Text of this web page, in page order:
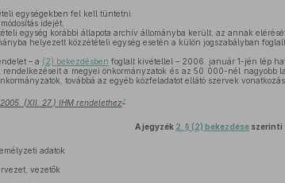
egységekben fel kell tüntetni:
idejét,
egység korábbi állapota archív állományba került, az annak
helyezett közzétételi egység esetén a külön jogszabályban
– a (2) bekezdésben foglalt kivétellel – 2006. január 1-jén lép
rendelkezéseit a megyei önkormányzatok és az 50 000-nél nagyobb
továbbá az egyéb közfeladatot ellátó szervek
(XII. 27.) IHM rendelethez 7
A jegyzék 2. § (2) bekezdéseszerinti
adatok
vezetők